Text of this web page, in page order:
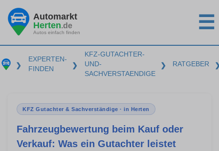
Automarkt
Herten.de
Autos einfach finden ☰
❯
EXPERTEN-
FINDEN
❯
KFZ-GUTACHTER-
UND-
SACHVERSTAENDIGE
❯ RATGEBER
KFZ Gutachter & Sachverständige · in Herten
Fahrzeugbewertung beim Kauf oder
Verkauf: Was ein Gutachter leistet